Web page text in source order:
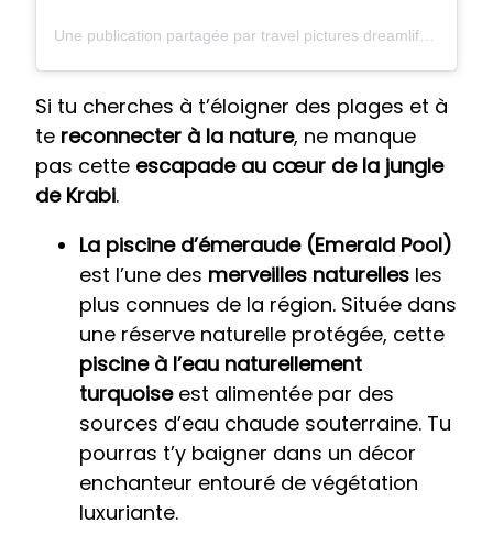
Si tu cherches à t’éloigner des plages et à
te reconnecter à la nature, ne manque
pas cette escapade au cœur de la jungle
de Krabi.
La piscine d’émeraude (Emerald Pool)
est l’une des merveilles naturelles les
plus connues de la région. Située dans
une réserve naturelle protégée, cette
piscine à l’eau naturellement
turquoiseest alimentée par des
sources d’eau chaude souterraine. Tu
pourras t’y baigner dans un décor
enchanteur entouré de végétation
luxuriante.